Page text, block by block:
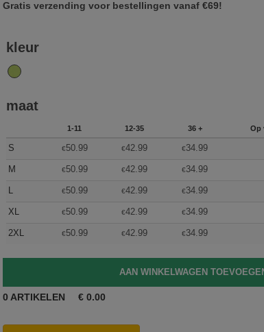
Gratis verzending voor bestellingen vanaf €69!
kleur
maat
1-11 12-35 36 + Op
S €50.99 €42.99 €34.99
M €50.99 €42.99 €34.99
L €50.99 €42.99 €34.99
XL €50.99 €42.99 €34.99
2XL €50.99 €42.99 €34.99
0 ARTIKELEN € 0.00